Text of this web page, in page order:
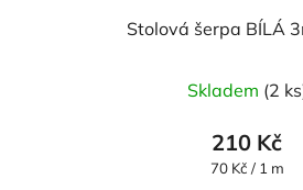
Stolová šerpa BÍLÁ
Skladem (2
210 Kč
Měrná
70 Kč / 1 m